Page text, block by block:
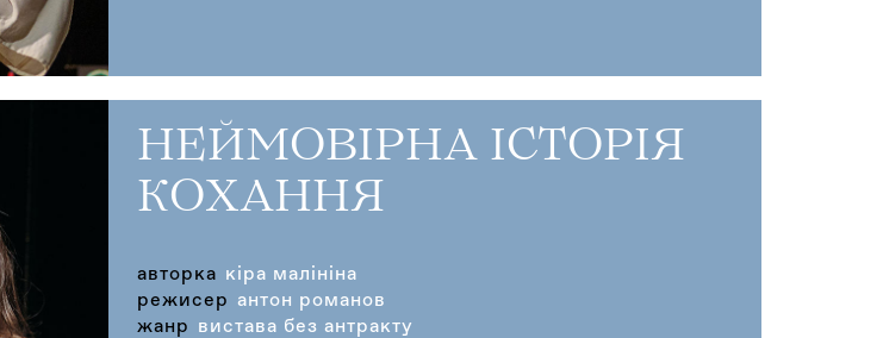
НЕЙМОВІРНА ІСТОРІЯ
КОХАННЯ
авторка кіра малініна
режисер антон романов
жанр
вистава без антракту